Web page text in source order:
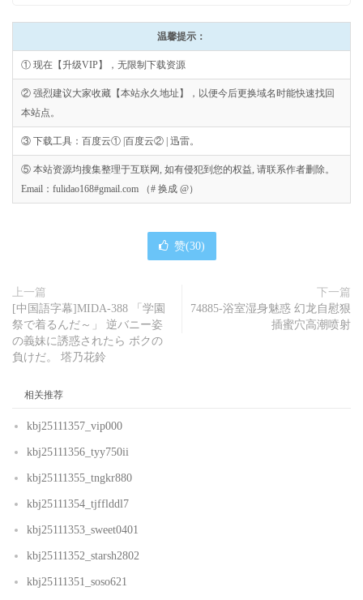
温馨提示：
① 现在【升级VIP】，无限制下载资源
② 强烈建议大家收藏【本站永久地址】，以便今后更换域名时能快速找回
本站点。
③ 下载工具：百度云① |百度云② | 迅雷。
⑤ 本站资源均搜集整理于互联网, 如有侵犯到您的权益, 请联系作者删除。
Email：fulidao168#gmail.com （# 换成 @）
赞(30)
上一篇
[中国語字幕]MIDA-388 「学園
祭で着るんだ～」 逆バニー姿
の義妹に誘惑されたら ボクの
負けだ。 塔乃花鈴
下一篇
74885-浴室湿身魅惑 幻龙自慰狠
插蜜穴高潮喷射
相关推荐
kbj25111357_vip000
kbj25111356_tyy750ii
kbj25111355_tngkr880
kbj25111354_tjfflddl7
kbj25111353_sweet0401
kbj25111352_starsh2802
kbj25111351_soso621